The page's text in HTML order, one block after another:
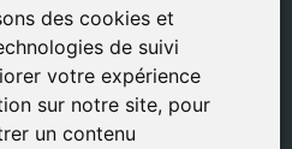
des cookies et
de suivi
votre expérience
sur notre site, pour
un contenu
des cookies et
de suivi
votre expérience
sur notre site, pour
un contenu